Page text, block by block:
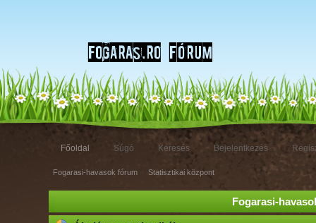
Főoldal Súgó Keresés Bejelentkezés
Fogarasi-havasok fórum Statisztikai központ
Fogarasi-